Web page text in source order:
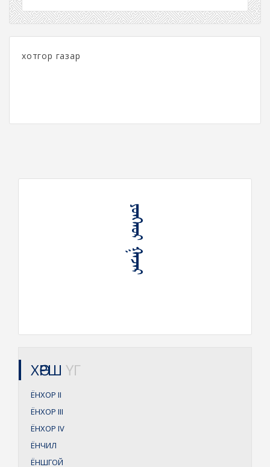
хотгор газар
ᠶᠣᠩᠬᠤᠷ ᠭᠠᠵᠠᠷ
ХӨРШ ҮГ
ЁНХОР II
ЁНХОР III
ЁНХОР IV
ЁНЧИЛ
ЁНШГОЙ